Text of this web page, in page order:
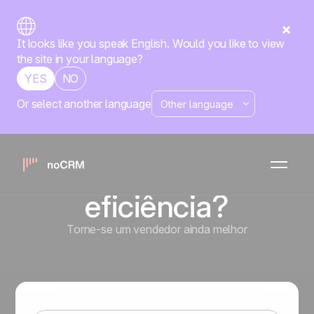
It looks like you speak English. Would you like to view
the site in your language?
YES
NO
Or select another language
Como gerenciar
a sua equipe de
vendas com
eficiência?
Torne-se um vendedor ainda melhor